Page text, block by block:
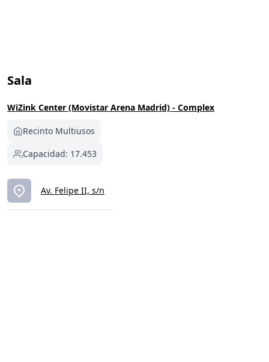
Sala
WiZink Center (Movistar Arena Madrid) - Complex
Recinto Multiusos
Capacidad: 17.453
Av. Felipe II, s/n